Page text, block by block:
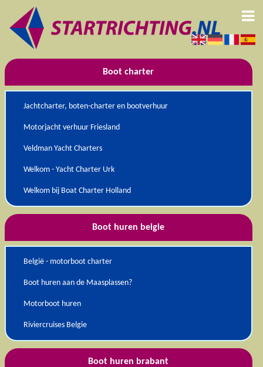
Boot charter
Jachtcharter, boten-charter en bootverhuur
Motorjacht verhuur Friesland
Veldman Yacht Charters
Welkom - Yacht Charter Urk
Welkom bij Boat Charter Holland
Boot huren belgie
België - motorboot charter
Boot huren aan de Maasplassen?
Motorboot huren
Riviercruises Belgie
Boot huren brabant